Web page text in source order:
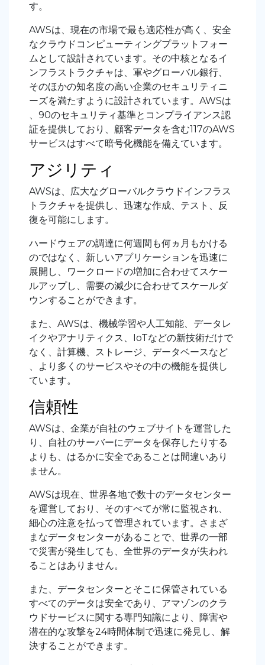
す。
AWSは、現在の市場で最も適応性が高く、安全
なクラウドコンピューティングプラットフォー
ムとして設計されています。その中核となるイ
ンフラストラクチャは、軍やグローバル銀行、
そのほかの知名度の高い企業のセキュリティニ
ーズを満たすように設計されています。AWSは
、90のセキュリティ基準とコンプライアンス認
証を提供しており、顧客データを含む117のAWS
サービスはすべて暗号化機能を備えています。
アジリティ
AWSは、広大なグローバルクラウドインフラス
トラクチャを提供し、迅速な作成、テスト、反
復を可能にします。
ハードウェアの調達に何週間も何ヵ月もかける
のではなく、新しいアプリケーションを迅速に
展開し、ワークロードの増加に合わせてスケー
ルアップし、需要の減少に合わせてスケールダ
ウンすることができます。
また、AWSは、機械学習や人工知能、データレ
イクやアナリティクス、IoTなどの新技術だけで
なく、計算機、ストレージ、データベースなど
、より多くのサービスやその中の機能を提供し
ています。
信頼性
AWSは、企業が自社のウェブサイトを運営した
り、自社のサーバーにデータを保存したりする
よりも、はるかに安全であることは間違いあり
ません。
AWSは現在、世界各地で数十のデータセンター
を運営しており、そのすべてが常に監視され、
細心の注意を払って管理されています。さまざ
まなデータセンターがあることで、世界の一部
で災害が発生しても、全世界のデータが失われ
ることはありません。
また、データセンターとそこに保管されている
すべてのデータは安全であり、アマゾンのクラ
ウドサービスに関する専門知識により、障害や
潜在的な攻撃を24時間体制で迅速に発見し、解
決することができます。